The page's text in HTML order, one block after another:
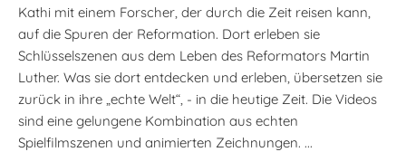
Kathi mit einem Forscher, der durch die Zeit reisen kann,
auf die Spuren der Reformation. Dort erleben sie
Schlüsselszenen aus dem Leben des Reformators Martin
Luther. Was sie dort entdecken und erleben, übersetzen sie
zurück in ihre „echte Welt“, - in die heutige Zeit. Die Videos
sind eine gelungene Kombination aus echten
Spielfilmszenen und animierten Zeichnungen. ...